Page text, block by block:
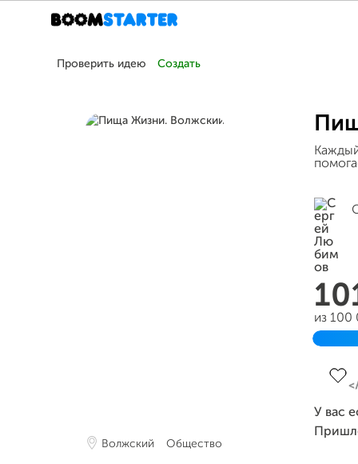
Проверить идею Создать
Волжский Общество
из 100
У вас